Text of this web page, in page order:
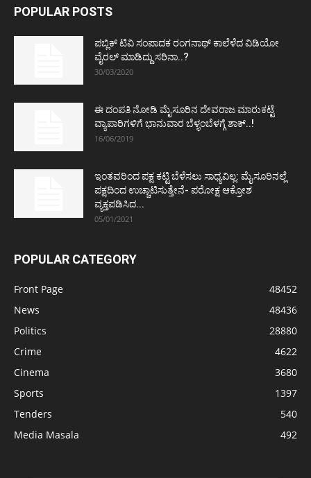
POPULAR POSTS
ಪಬ್ಲಿಕ್ ಟಿವಿ ಸಂಪಾದಕ ರಂಗನಾಥ್ ಕಾಲೆಳೆದ ವಿಡಿಯೋ
ವೈರಲ್ ಮಾಡಿದ್ದು ಸರಿನಾ..?
30/03/2020
ಈ ದಂಪತಿ ನೋಡಿ ಮೈಸೂರಿನ ದೇವರಾಜ ಮಾರುಕಟ್ಟೆ
ವ್ಯಾಪಾರಿಗಳಿಗೆ ಭಾನುವಾರ ಬೆಳ್ಳಂಬೆಳಗ್ಗೆ ಶಾಕ್..!
16/06/2019
ಇಂತವರಿಂದ ಪಕ್ಷ ಕಟ್ಟಿ ಬೆಳೆಸಲು ಸಾಧ್ಯವಿಲ್ಲ: ಮೈಸೂರಿನಲ್ಲೆ
ಪಕ್ಷದಿಂದ ಉಚ್ಚಾಟಿಸುತ್ತೇನೆ- ಪರೋಕ್ಷ ಆಕ್ರೋಶ
ವ್ಯಕ್ತಪಡಿಸಿದ...
05/01/2021
POPULAR CATEGORY
Front Page
48452
News
48436
Politics
28880
Crime
4622
Cinema
3680
Sports
1397
Tenders
540
Media Masala
492